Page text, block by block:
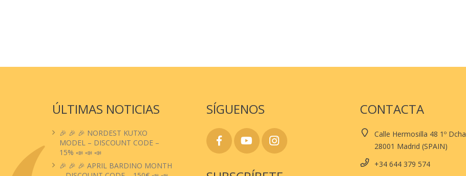
ÚLTIMAS NOTICIAS
🎉 🎉 🎉 NORDEST KUTXO
MODEL – DISCOUNT CODE –
15% 📣 📣 📣
🎉 🎉 🎉 APRIL BARDINO MONTH
SÍGUENOS CONTACTA
Calle Hermosilla 48 1º Dcha
28001 Madrid (SPAIN)
+34 644 379 574